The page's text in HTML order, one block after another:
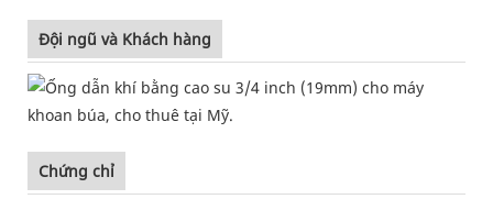
Đội ngũ và Khách hàng
Chứng chỉ